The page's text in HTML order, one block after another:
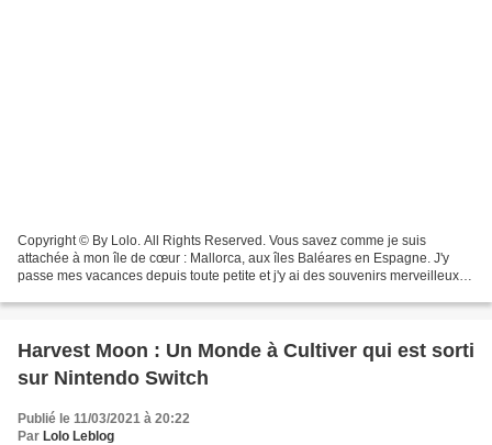
Copyright © By Lolo. All Rights Reserved. Vous savez comme je suis
attachée à mon île de cœur : Mallorca, aux îles Baléares en Espagne. J'y
passe mes vacances depuis toute petite et j'y ai des souvenirs merveilleux
Harvest Moon : Un Monde à Cultiver qui est sorti
sur Nintendo Switch
Publié le 11/03/2021 à 20:22
Par Lolo Leblog